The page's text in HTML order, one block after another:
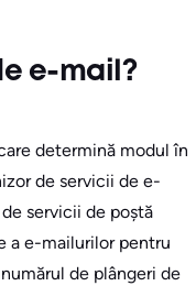
e-mail?
determină modul în
de servicii de e-
servicii de poștă
a e-mailurilor pentru
de plângeri de